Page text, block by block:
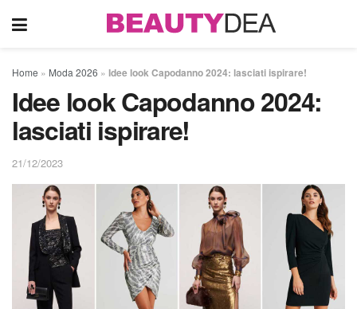
Home » Moda 2026 » Idee look Capodanno 2024: lasciati ispirare!
Idee look Capodanno 2024:
lasciati ispirare!
21/12/2023